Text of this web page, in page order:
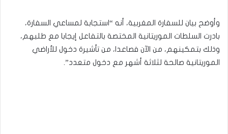
وأوضح بيان للسفارة المغربية، أنه “استجابة لمساعي السفارة،
بادرت السلطات الموريتانية المختصة بالتفاعل إيجابا مع طلبهم،
وذلك بتمكينهم، من الآن فصاعدا، من تأشيرة دخول للأراضي
الموريتانية صالحة لثلاثة أشهر مع دخول متعدد”.